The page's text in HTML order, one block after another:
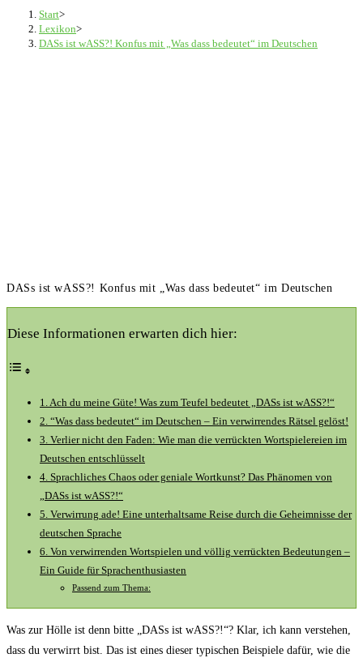
Start>
Lexikon>
DASs ist wASS?! Konfus mit „Was dass bedeutet“ im Deutschen
DASs ist wASS?! Konfus mit „Was dass bedeutet“ im Deutschen
Diese Informationen erwarten dich hier:
1. ⁣Ach du meine Güte! Was zum Teufel bedeutet „DASs ist ‌wASS?!“
2. ​“Was dass ‍bedeutet“ im Deutschen – Ein verwirrendes Rätsel ⁣gelöst!
3. Verlier‍ nicht den Faden: Wie man die verrückten Wortspielereien im
Deutschen entschlüsselt
4. Sprachliches Chaos oder geniale Wortkunst? Das Phänomen von
„DASs ist ‍wASS?!“
5. Verwirrung ade! Eine⁢ unterhaltsame Reise durch die Geheimnisse der
deutschen Sprache
6. Von verwirrenden Wortspielen und völlig‌ verrückten Bedeutungen –
Ein Guide für Sprachenthusiasten
Passend zum Thema:
Was zur⁤ Hölle ist denn bitte „DASs ist wASS?!“?​ Klar, ich kann verstehen,
dass du verwirrt bist. Das⁤ ist eines dieser typischen Beispiele dafür, wie die